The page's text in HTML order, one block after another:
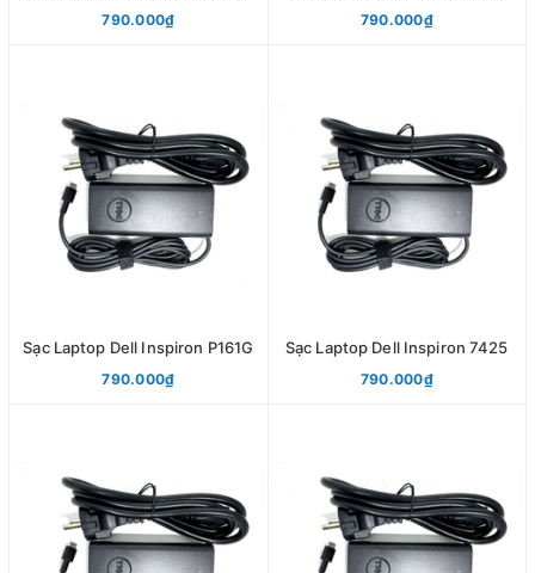
790.000₫ 790.000₫
Sạc Laptop Dell Inspiron P161G
790.000₫
Sạc Laptop Dell Inspiron 7425
790.000₫